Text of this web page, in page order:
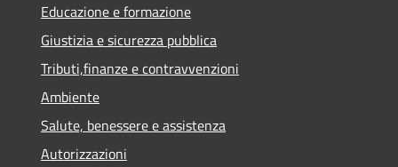
Educazione e formazione
Giustizia e sicurezza pubblica
Tributi,finanze e contravvenzioni
Ambiente
Salute, benessere e assistenza
Autorizzazioni